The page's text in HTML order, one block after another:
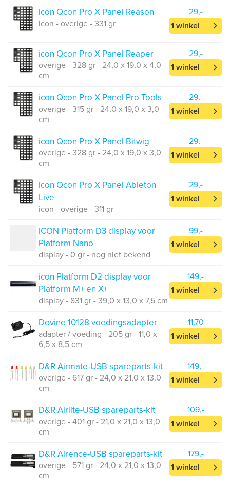
icon Qcon Pro X Panel Reason
icon - overige - 331 gr
29,-
1 winkel
icon Qcon Pro X Panel Reaper
overige - 328 gr - 24,0 x 19,0 x 4,0
cm
29,-
1 winkel
icon Qcon Pro X Panel Pro Tools
overige - 315 gr - 24,0 x 19,0 x 3,0
cm
29,-
1 winkel
icon Qcon Pro X Panel Bitwig
overige - 328 gr - 24,0 x 19,0 x 3,0
cm
29,-
1 winkel
icon Qcon Pro X Panel Ableton
Live
icon - overige - 311 gr
29,-
1 winkel
iCON Platform D3 display voor
Platform Nano
display - 0 gr - nog niet bekend
99,-
1 winkel
icon Platform D2 display voor
Platform M+ en X+
display - 831 gr - 39,0 x 13,0 x 7,5 cm
149,-
1 winkel
Devine 10128 voedingsadapter
adapter / voeding - 205 gr - 11,0 x
6,5 x 8,5 cm
11,70
1 winkel
D&R Airmate-USB spareparts-kit
overige - 617 gr - 24,0 x 21,0 x 13,0
cm
149,-
1 winkel
D&R Airlite-USB spareparts-kit
overige - 401 gr - 21,0 x 21,0 x 13,0
cm
109,-
1 winkel
D&R Airence-USB spareparts-kit
overige - 571 gr - 24,0 x 21,0 x 13,0
cm
179,-
1 winkel